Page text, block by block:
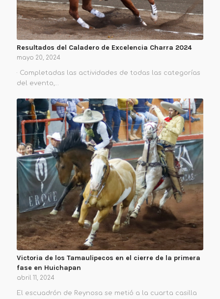
Resultados del Caladero de Excelencia Charra 2024
mayo 20, 2024
· Completadas las actividades de todas las categorías
del evento,…
Victoria de los Tamaulipecos en el cierre de la primera
fase en Huichapan
abril 11, 2024
El escuadrón de Reynosa se metió a la cuarta casilla